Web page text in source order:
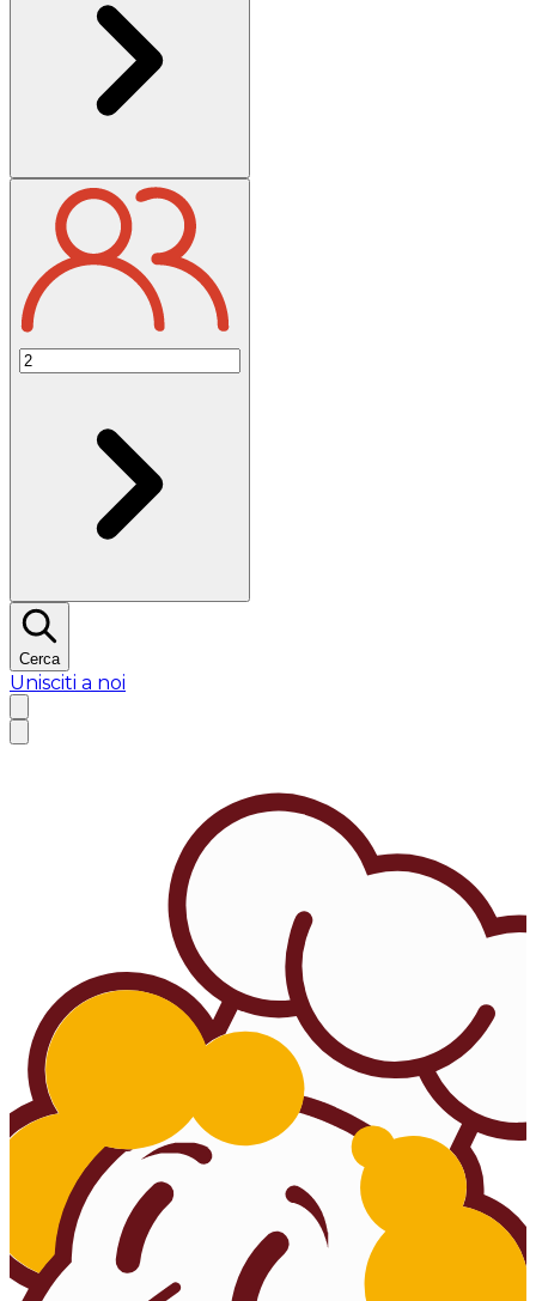
Cerca
Unisciti a noi